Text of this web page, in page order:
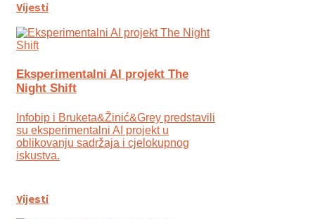
Vijesti
Eksperimentalni AI projekt The
Night Shift
Infobip i Bruketa&Žinić&Grey predstavili
su eksperimentalni AI projekt u
oblikovanju sadržaja i cjelokupnog
iskustva.
Vijesti